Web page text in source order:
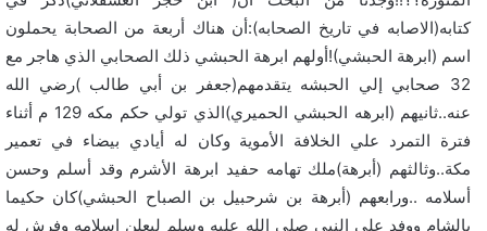
كتابه(الاصابه في تاريخ الصحابه):أن هناك أربعة من الصحابة يحملون
اسم (ابرهة الحبشي)!أولهم ابرهة الحبشي ذلك الصحابي الذي هاجر مع
32 صحابي إلي الحبشه يتقدمهم(جعفر بن أبي طالب )رضي الله
عنه..ثانيهم (ابرهه الحبشي الحميري)الذي تولي حكم مكه 129 م أثناء
فترة التمرد علي الخلافة الأموية وكان له أيادي بيضاء في تعمير
مكة..وثالثهم (أبرهة)ملك تهامه حفيد ابرهة الأشرم وقد أسلم وحسن
أسلامه ..ورابعهم (أبرهة بن شرحبيل بن الصباح الحبشي)كان حكيما
بالشام ووفد علي النبي صلي الله عليه وسلم ليعلن اسلامه وفرش له